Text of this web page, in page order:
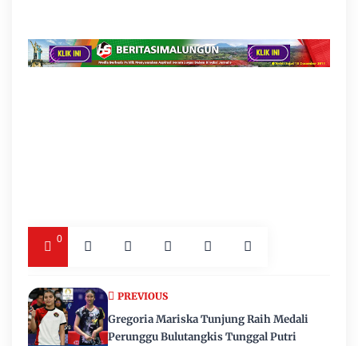
0
PREVIOUS
Gregoria Mariska Tunjung Raih Medali
Perunggu Bulutangkis Tunggal Putri